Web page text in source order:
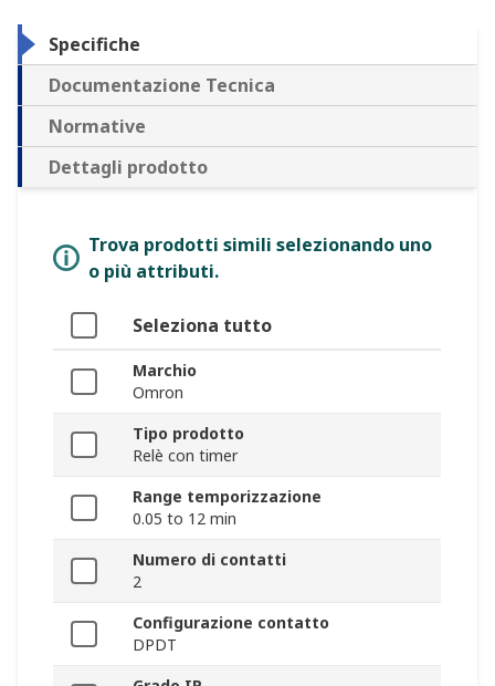
Specifiche
Documentazione Tecnica
Normative
Dettagli prodotto
Trova prodotti simili selezionando uno
o più attributi.
Seleziona tutto
Marchio
Omron
Tipo prodotto
Relè con timer
Range temporizzazione
0.05 to 12 min
Numero di contatti
2
Configurazione contatto
DPDT